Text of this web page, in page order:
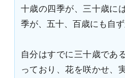
十歳の四季が、三十歳に
季が、五十、百歳にも自ず
自分はすでに三十歳であ
っており、花を咲かせ、